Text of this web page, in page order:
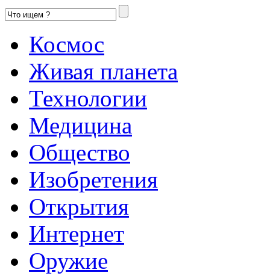
Космос
Живая планета
Технологии
Медицина
Общество
Изобретения
Открытия
Интернет
Оружие